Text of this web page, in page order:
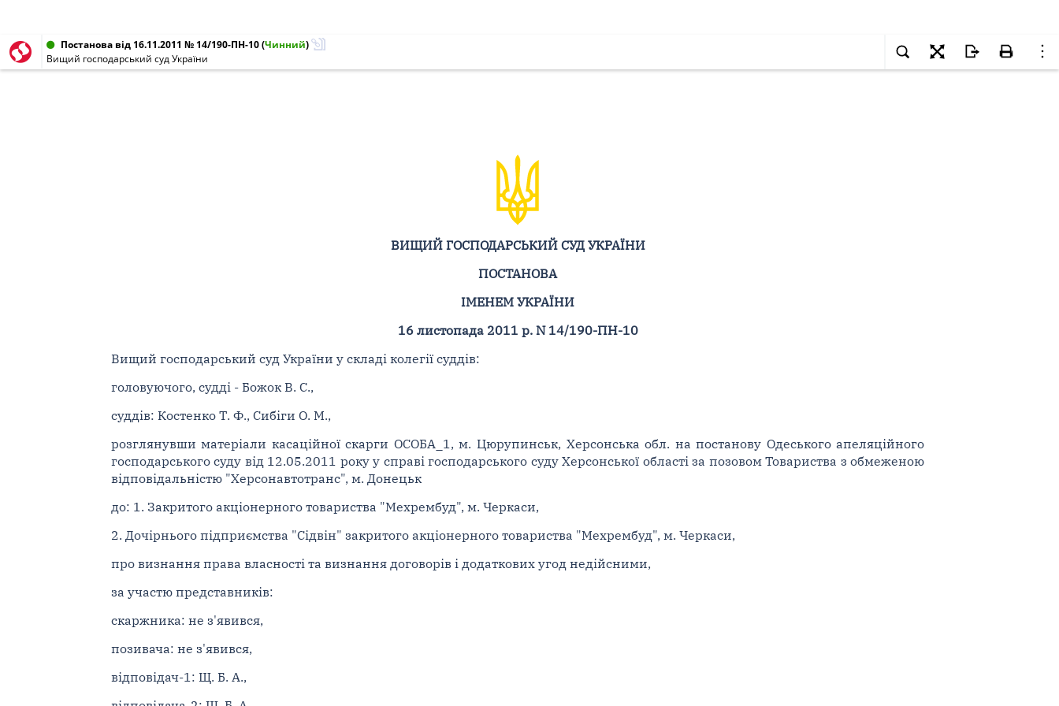
Постанова від 16.11.2011 № 14/190-ПН-10(Чинний)
Вищий господарський суд України
ВИЩИЙ ГОСПОДАРСЬКИЙ СУД УКРАЇНИ
ПОСТАНОВА
ІМЕНЕМ УКРАЇНИ
16 листопада 2011 р. N 14/190-ПН-10
Вищий господарський суд України у складі колегії суддів:
головуючого, судді - Божок В. С.,
суддів: Костенко Т. Ф., Сибіги О. М.,
розглянувши матеріали касаційної скарги ОСОБА_1, м. Цюрупинськ, Херсонська обл. на постанову Одеського апеляційного
господарського суду від 12.05.2011 року у справі господарського суду Херсонської області за позовом Товариства з обмеженою
відповідальністю "Херсонавтотранс", м. Донецьк
до: 1. Закритого акціонерного товариства "Мехрембуд", м. Черкаси,
2. Дочірнього підприємства "Сідвін" закритого акціонерного товариства "Мехрембуд", м. Черкаси,
про визнання права власності та визнання договорів і додаткових угод недійсними,
за участю представників:
скаржника: не з'явився,
позивача: не з'явився,
відповідач-1: Щ. Б. А.,